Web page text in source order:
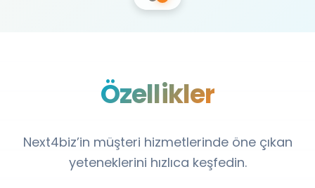
Özellikler
Next4biz’in müşteri hizmetlerinde öne çıkan
yeteneklerini hızlıca keşfedin.